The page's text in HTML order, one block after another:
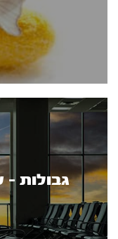
גבולות -